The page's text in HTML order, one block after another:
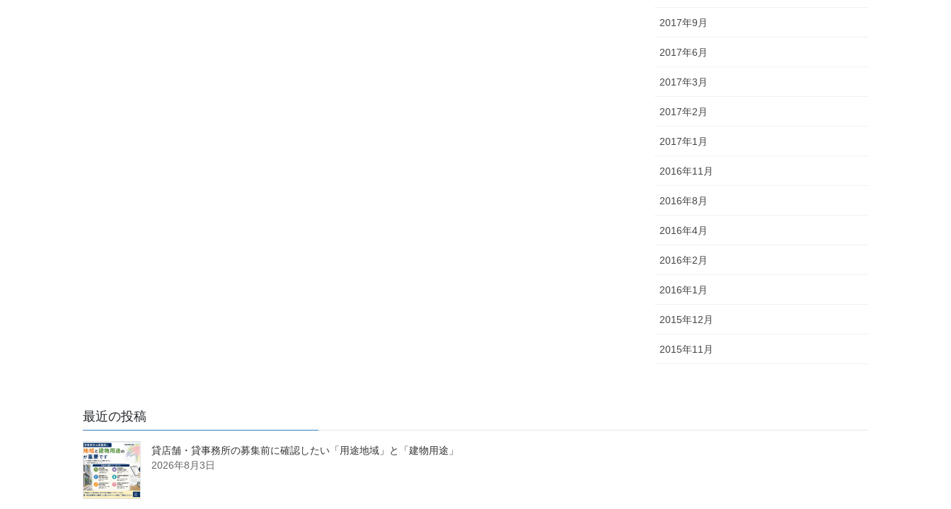
2017年9月
2017年6月
2017年3月
2017年2月
2017年1月
2016年11月
2016年8月
2016年4月
2016年2月
2016年1月
2015年12月
2015年11月
最近の投稿
貸店舗・貸事務所の募集前に確認したい「用途地域」と「建物用途」
2026年8月3日